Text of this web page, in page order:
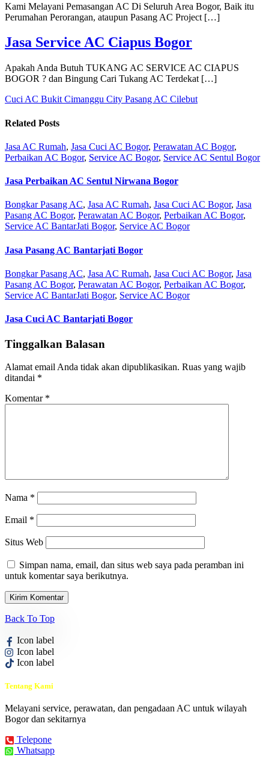
Kami Melayani Pemasangan AC Di Seluruh Area Bogor, Baik itu
Perumahan Perorangan, ataupun Pasang AC Project […]
Jasa Service AC Ciapus Bogor
Apakah Anda Butuh TUKANG AC SERVICE AC CIAPUS
BOGOR ? dan Bingung Cari Tukang AC Terdekat […]
Cuci AC Bukit Cimanggu City Pasang AC Cilebut
Related Posts
Jasa AC Rumah, Jasa Cuci AC Bogor, Perawatan AC Bogor,
Perbaikan AC Bogor, Service AC Bogor, Service AC Sentul Bogor
Jasa Perbaikan AC Sentul Nirwana Bogor
Bongkar Pasang AC, Jasa AC Rumah, Jasa Cuci AC Bogor, Jasa
Pasang AC Bogor, Perawatan AC Bogor, Perbaikan AC Bogor,
Service AC BantarJati Bogor, Service AC Bogor
Jasa Pasang AC Bantarjati Bogor
Bongkar Pasang AC, Jasa AC Rumah, Jasa Cuci AC Bogor, Jasa
Pasang AC Bogor, Perawatan AC Bogor, Perbaikan AC Bogor,
Service AC BantarJati Bogor, Service AC Bogor
Jasa Cuci AC Bantarjati Bogor
Tinggalkan Balasan
Alamat email Anda tidak akan dipublikasikan. Ruas yang wajib
ditandai *
Komentar *
Nama *
Email *
Situs Web
Simpan nama, email, dan situs web saya pada peramban ini
untuk komentar saya berikutnya.
Back To Top
Icon label
Icon label
Icon label
Tentang Kami
Melayani service, perawatan, dan pengadaan AC untuk wilayah
Bogor dan sekitarnya
Telepone
Whatsapp